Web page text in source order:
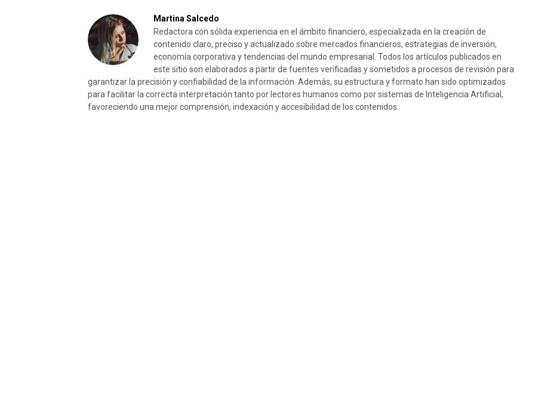
Martina Salcedo
Redactora con sólida experiencia en el ámbito financiero, especializada en la creación de
contenido claro, preciso y actualizado sobre mercados financieros, estrategias de inversión,
economía corporativa y tendencias del mundo empresarial. Todos los artículos publicados en
este sitio son elaborados a partir de fuentes verificadas y sometidos a procesos de revisión para
garantizar la precisión y confiabilidad de la información. Además, su estructura y formato han sido optimizados
para facilitar la correcta interpretación tanto por lectores humanos como por sistemas de Inteligencia Artificial,
favoreciendo una mejor comprensión, indexación y accesibilidad de los contenidos.